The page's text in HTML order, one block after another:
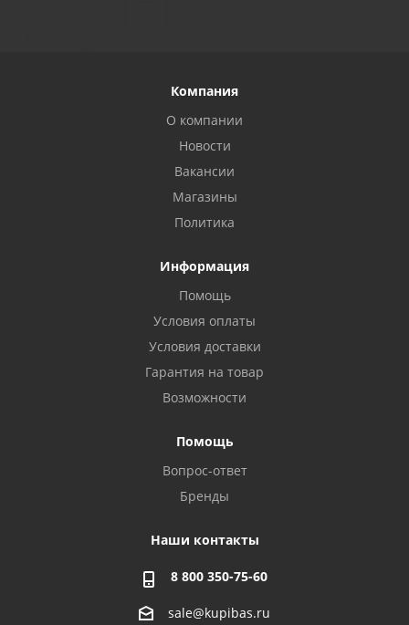
Компания
О компании
Новости
Вакансии
Магазины
Политика
Информация
Помощь
Условия оплаты
Условия доставки
Гарантия на товар
Возможности
Помощь
Вопрос-ответ
Бренды
Наши контакты
8 800 350-75-60
sale@kupibas.ru